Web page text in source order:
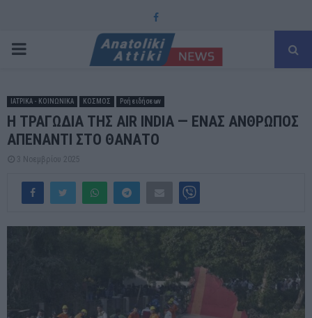
Facebook
PRIMARY
ΙΑΤΡΙΚΑ - ΚΟΙΝΩΝΙΚΑ ΚΟΣΜΟΣ Ροή ειδήσεων
Η ΤΡΑΓΩΔΙΑ ΤΗΣ AIR INDIA — ΕΝΑΣ ΑΝΘΡΩΠΟΣ
ΑΠΕΝΑΝΤΙ ΣΤΟ ΘΑΝΑΤΟ
3 Νοεμβρίου 2025